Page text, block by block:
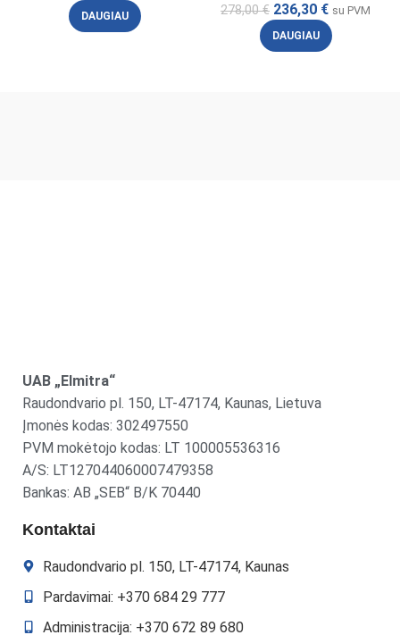
DAUGIAU 278,00€ 236,30 € su PVM
DAUGIAU
UAB „Elmitra“
Raudondvario pl. 150, LT-47174, Kaunas, Lietuva
Įmonės kodas: 302497550
PVM mokėtojo kodas: LT 100005536316
A/S: LT127044060007479358
Bankas: AB „SEB“ B/K 70440
Kontaktai
Raudondvario pl. 150, LT-47174, Kaunas
Pardavimai: +370 684 29 777
Administracija: +370 672 89 680